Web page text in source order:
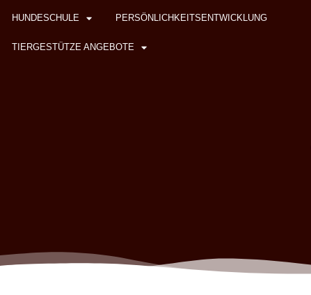
HUNDESCHULE PERSÖNLICHKEITSENTWICKLUNG
TIERGESTÜTZE ANGEBOTE